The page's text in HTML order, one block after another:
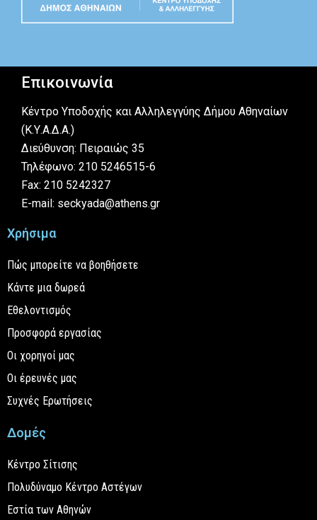
Επικοινωνία
Κέντρο Υποδοχής και Αλληλεγγύης Δήμου Αθηναίων
(Κ.Υ.Α.Δ.Α.)
Διεύθυνση: Πειραιώς 35
Τηλέφωνο: 210 5246515-6
Fax: 210 5242327
E-mail: seckyada@athens.gr
Χρήσιμα
Πώς μπορείτε να βοηθήσετε
Κάντε μια δωρεά
Εθελοντισμός
Προσφορά εργασίας
Οι χορηγοί μας
Οι έρευνές μας
Συχνές Ερωτήσεις
Δομές
Κέντρο Σίτισης
Πολυδύναμο Κέντρο Αστέγων
Εστία των Αθηνών